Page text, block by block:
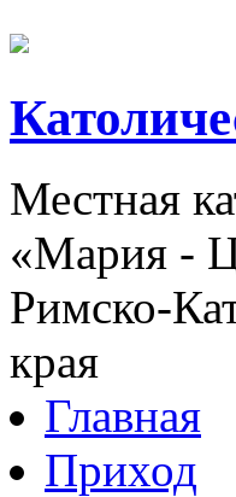
Местная
«Мария -
Римско-
края
Главная
Приход